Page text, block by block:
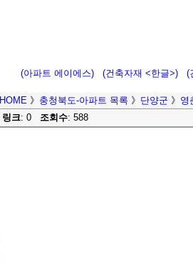
(아파트 에이에스) (건축자재 <한글>) (
HOME 》 충청북도-아파트 목록 》 단양군 》 영
링크: 0 조회수: 588